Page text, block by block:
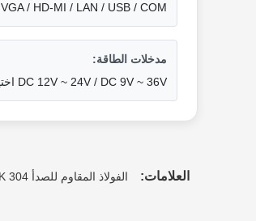
VGA / HD-MI / LAN / USB / COM
مدخلات الطاقة:
DC 12V ~ 24V / DC 9V ~ 36V اختياري
العلامات: الفولاذ المقاوم للصدأ 304 IP69K لوحة الكمبيوتر